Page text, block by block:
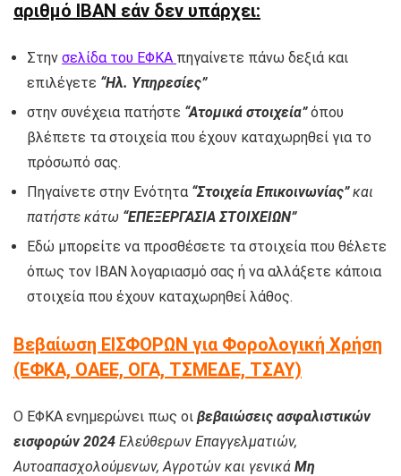
αριθμό IBAN εάν δεν υπάρχει:
Στην σελίδα του ΕΦΚΑ πηγαίνετε πάνω δεξιά και
επιλέγετε “Ηλ. Υπηρεσίες”
στην συνέχεια πατήστε “Ατομικά στοιχεία”όπου
βλέπετε τα στοιχεία που έχουν καταχωρηθεί για το
πρόσωπό σας.
Πηγαίνετε στην Ενότητα “Στοιχεία Επικοινωνίας”και
πατήστε κάτω “ΕΠΕΞΕΡΓΑΣΙΑ ΣΤΟΙΧΕΙΩΝ”
Εδώ μπορείτε να προσθέσετε τα στοιχεία που θέλετε
όπως τον IBAN λογαριασμό σας ή να αλλάξετε κάποια
στοιχεία που έχουν καταχωρηθεί λάθος.
Βεβαίωση ΕΙΣΦΟΡΩΝ για Φορολογική Χρήση
(ΕΦΚΑ, ΟΑΕΕ, ΟΓΑ, ΤΣΜΕΔΕ, ΤΣΑΥ)
Ο ΕΦΚΑ ενημερώνει πως οι βεβαιώσεις ασφαλιστικών
εισφορών 2024 Ελεύθερων Επαγγελματιών,
Αυτοαπασχολούμενων, Αγροτών και γενικά Μη